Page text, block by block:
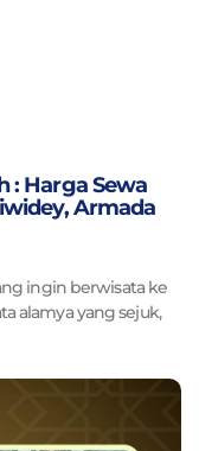
: Harga Sewa
Armada
ingin berwisata ke
alamya yang sejuk,